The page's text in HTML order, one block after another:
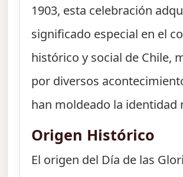
1903, esta celebración
significado especial en el
histórico y social de Chile,
por diversos
han moldeado la identidad
Origen Histórico
El origen del Día de las